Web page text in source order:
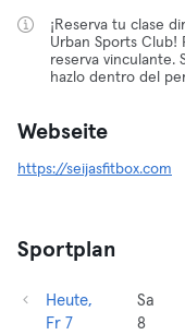
¡Reserva tu clase
Urban Sports Club!
reserva vinculante.
hazlo dentro del
Webseite
https://seijasfitbox.com
Sportplan
Heute,
Fr 7
Sa
8